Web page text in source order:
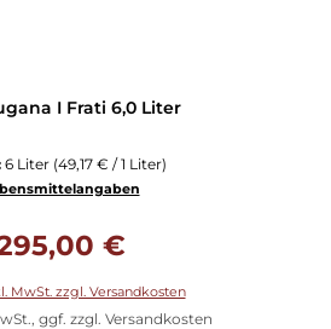
I Frati 6,0 Liter
6 Liter (49,17 € / 1 Liter)
€
MwSt. zzgl. Versandkosten
ggf. zzgl. Versandkosten